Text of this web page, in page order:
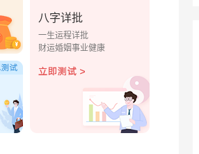
八字详批
一生运程详批
财运婚姻事业健康